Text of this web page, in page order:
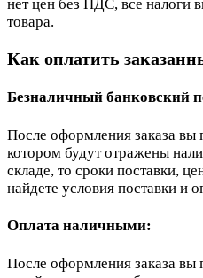
нет цен без НДС, все налоги
товара.
Как оплатить
Безналичный банковский
После оформления заказа вы
котором будут отражены
складе, то сроки поставки,
найдете условия поставки и
Оплата наличными:
После оформления заказа вы